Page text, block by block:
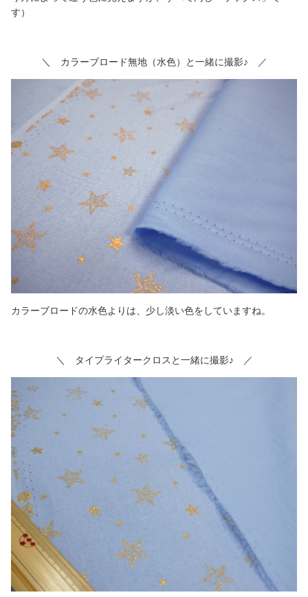
す）
＼ カラーブロード無地（水色）と一緒に撮影♪ ／
カラーブロードの水色よりは、少し淡い色をしていますね。
＼ タイプライタークロスと一緒に撮影♪ ／